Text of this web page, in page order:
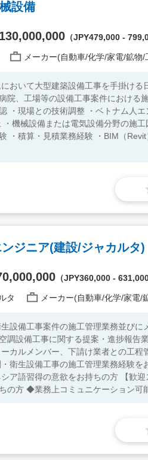
設備
（JPY479,000 -
メーカー(自動車/化学/家電/鉱
いて大型建築設備工事を手掛ける日系設備
院、工場等の設備工事案件における
・現場との技術調整 ・ベトナム人エン
設備または電気設備分野の施工図の読解・
・積算・見積業務経験 ・BIM（
ジニア(建設/ジャカルタ)
（JPY360,000 -
タ メーカー(自動車/化学/家電
生設備工事案件の施工管理業務並び
調設備工事に関する提案・進捗報
カルメンバー、下請け業者との工
衛生設備工事の施工管理業務経験
ア語習得の意欲をお持ちの方 【歓
の方 ◆業務上コミュニケーション可